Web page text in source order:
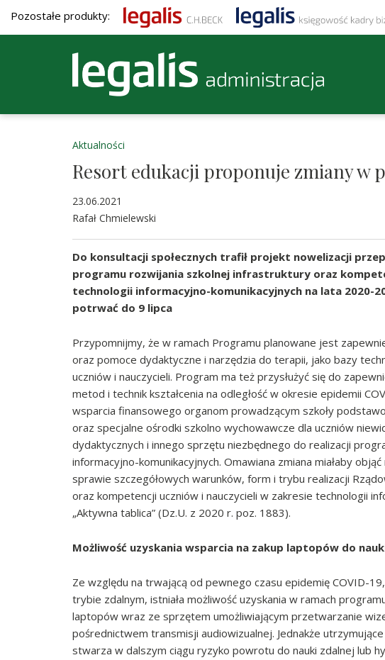
Pozostałe produkty:
Aktualności
Resort edukacji proponuje zmiany w
23.06.2021
Rafał Chmielewski
Do konsultacji społecznych trafił projekt nowelizacji
programu rozwijania szkolnej infrastruktury oraz
technologii informacyjno-komunikacyjnych na lata 2020-
potrwać do 9 lipca
Przypomnijmy, że w ramach Programu planowane jest
oraz pomoce dydaktyczne i narzędzia do terapii, jako bazy
uczniów i nauczycieli. Program ma też przysłużyć się do
metod i technik kształcenia na odległość w okresie epidemii
wsparcia finansowego organom prowadzącym szkoły
oraz specjalne ośrodki szkolno wychowawcze dla uczniów
dydaktycznych i innego sprzętu niezbędnego do realizacji
informacyjno-komunikacyjnych. Omawiana zmiana miałaby
sprawie szczegółowych warunków, form i trybu realizacji
oraz kompetencji uczniów i nauczycieli w zakresie technologii
„Aktywna tablica” (Dz.U. z 2020 r. poz. 1883).
Możliwość uzyskania wsparcia na zakup laptopów do
Ze względu na trwającą od pewnego czasu epidemię COVID-
trybie zdalnym, istniała możliwość uzyskania w ramach
laptopów wraz ze sprzętem umożliwiającym przetwarzanie
pośrednictwem transmisji audiowizualnej. Jednakże
stwarza w dalszym ciągu ryzyko powrotu do nauki zdalnej lub